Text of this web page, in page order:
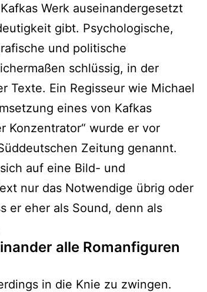
Werk auseinandergesetzt
gibt. Psychologische,
und politische
schlüssig, in der
Texte. Ein Regisseur wie Michael
eines von Kafkas
Konzentrator“ wurde er vor
Zeitung genannt.
auf eine Bild- und
nur das Notwendige übrig oder
er eher als Sound, denn als
alle Romanfiguren
in die Knie zu zwingen.